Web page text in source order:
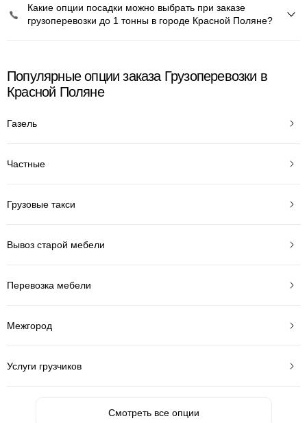
Какие опции посадки можно выбрать при заказе
грузоперевозки до 1 тонны в городе Красной Поляне?
Популярные опции заказа Грузоперевозки в
Красной Поляне
Газель
Частные
Грузовые такси
Вывоз старой мебели
Перевозка мебели
Межгород
Услуги грузчиков
Смотреть все опции